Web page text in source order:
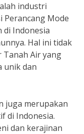
industri
Perancang Mode
di Indonesia
Hal ini tidak
Tanah Air yang
unik dan
juga merupakan
di Indonesia.
dan kerajinan